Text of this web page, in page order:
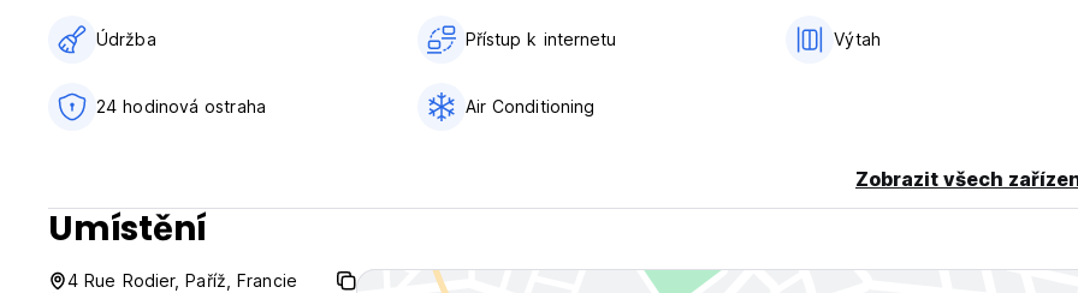
Údržba Přístup k internetu Výtah
24 hodinová ostraha Air Conditioning
Zobrazit všech
Umístění
4 Rue Rodier, Paříž, Francie